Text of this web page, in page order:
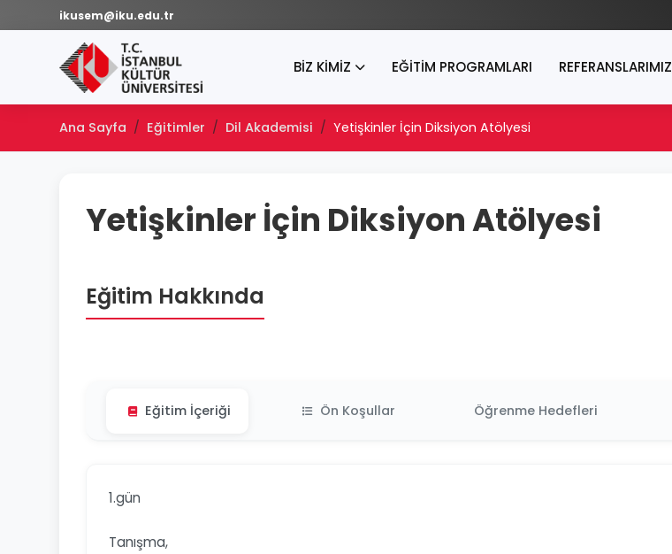
ikusem@iku.edu.tr
BİZ KİMİZ EĞİTİM PROGRAMLARI REFERANSLARIMIZ
Ana Sayfa Eğitimler Dil Akademisi Yetişkinler İçin Diksiyon Atölyesi
Yetişkinler İçin Diksiyon Atölyesi
Eğitim Hakkında
Eğitim İçeriği Ön Koşullar Öğrenme Hedefleri
1.gün
Tanışma,